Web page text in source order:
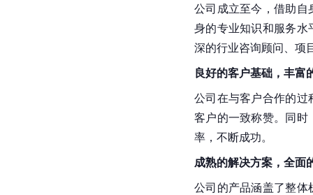
公司成立至今，借助自
身的专业知识和服务水
深的行业咨询顾问、项
良好的客户基础，丰富
公司在与客户合作的过
客户的一致称赞。同时
率，不断成功。
成熟的解决方案，全面
公司的产品涵盖了整体